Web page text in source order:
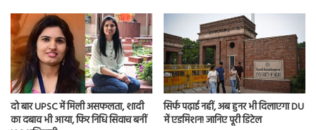
दो बार UPSC में मिली असफलता, शादी
का दबाव भी आया, फिर निधि सिवाच बनीं
सिर्फ पढ़ाई नहीं, अब हुनर भी दिलाएगा DU
में एडमिशन! जानिए पूरी डिटेल